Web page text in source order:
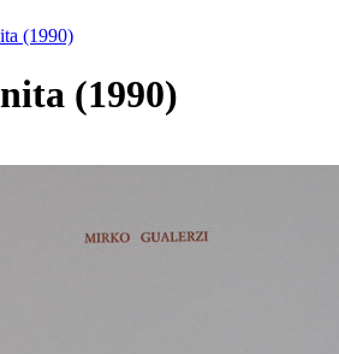
(1990)
(1990)